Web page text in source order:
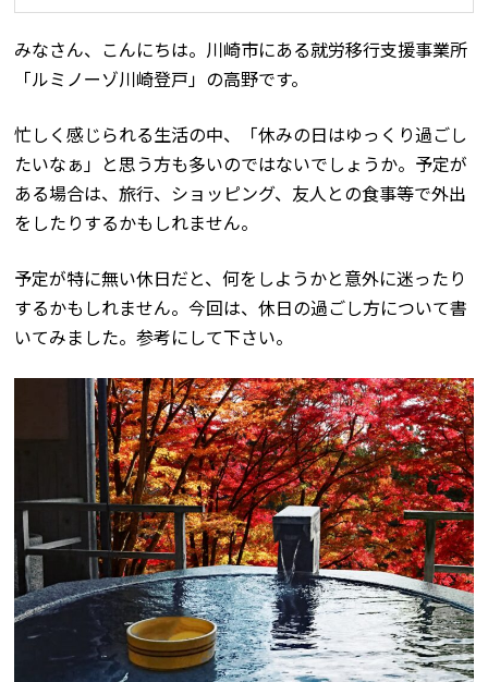
みなさん、こんにちは。川崎市にある就労移行支援事業所
「ルミノーゾ川崎登戸」の高野です。
忙しく感じられる生活の中、「休みの日はゆっくり過ごし
たいなぁ」と思う方も多いのではないでしょうか。予定が
ある場合は、旅行、ショッピング、友人との食事等で外出
をしたりするかもしれません。
予定が特に無い休日だと、何をしようかと意外に迷ったり
するかもしれません。今回は、休日の過ごし方について書
いてみました。参考にして下さい。